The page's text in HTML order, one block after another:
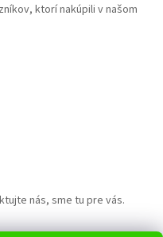
ktorí nakúpili v našom
nás, sme tu pre vás.